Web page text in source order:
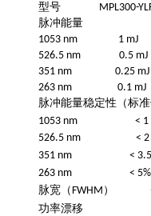
型号 MPL300-YLF
脉冲能量
1053 nm 1
526.5 nm 0.5
351 nm 0.25
263 nm 0.1
脉冲能量稳定性（标准
1053 nm < 1
526.5 nm < 2
351 nm < 3.5
263 nm < 5%
脉宽（ FWHM ）
功率漂移